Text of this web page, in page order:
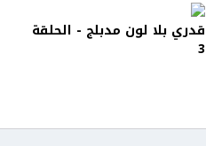
قدري بلا لون مدبلج - الحلقة
3